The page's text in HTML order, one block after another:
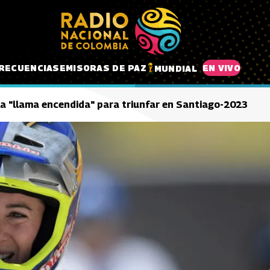
EMISORAS DE PAZ MUNDIAL EN VIVO
"llama encendida" para triunfar en Santiago-2023